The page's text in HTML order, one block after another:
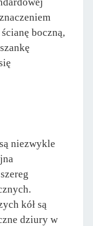
boczną,
niezwykle
kół są
dziury w